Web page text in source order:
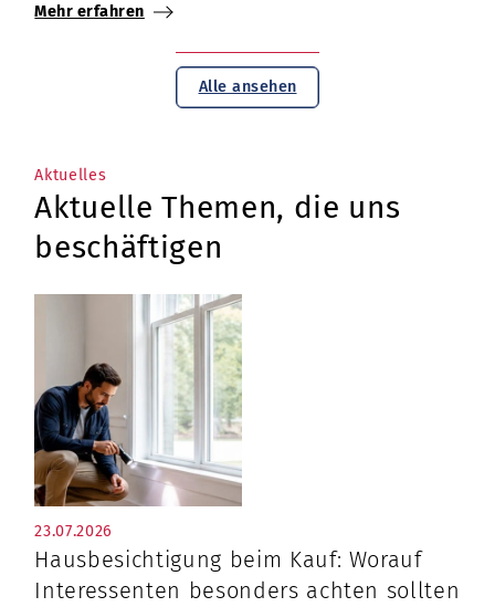
Mehr erfahren
Alle ansehen
Aktuelles
Aktuelle Themen, die uns
beschäftigen
23.07.2026
Hausbesichtigung beim Kauf: Worauf
Interessenten besonders achten sollten